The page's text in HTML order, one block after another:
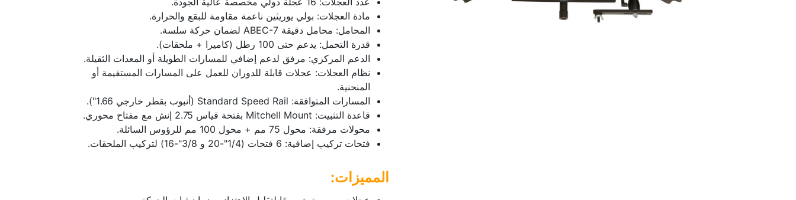
مادة العجلات: بولي يوريثين ناعمة مقاومة للبقع والحرارة.
المحامل: محامل دقيقة ABEC-7 لضمان حركة سلسة.
قدرة التحمل: يدعم حتى 100 رطل (كاميرا + ملحقات).
الدعم المركزي: مرفق لدعم إضافي للمسارات الطويلة أو المعدات الثقيلة.
نظام العجلات: عجلات قابلة للدوران للعمل على المسارات المستقيمة أو
المنحنية.
المسارات المتوافقة: Standard Speed Rail (أنبوب بقطر خارجي 1.66").
قاعدة التثبيت: Mitchell Mount بفتحة قياس 2.75 إنش مع مفتاح محوري.
محولات مرفقة: محول 75 مم + محول 100 مم للرؤوس السائلة.
فتحات تركيب إضافية: 6 فتحات (1/4"-20 و 3/8"-16) لتركيب الملحقات.
المميزات: